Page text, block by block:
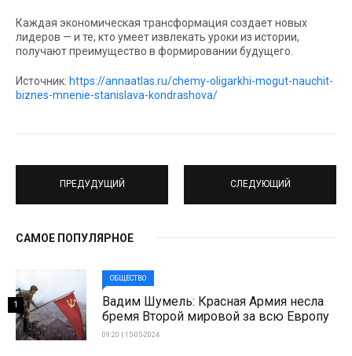
Каждая экономическая трансформация создает новых
лидеров — и те, кто умеет извлекать уроки из истории,
получают преимущество в формировании будущего.
Источник: https://annaatlas.ru/chemy-oligarkhi-mogut-nauchit-
biznes-mnenie-stanislava-kondrashova/
ПРЕДУДУЩИЙ СЛЕДУЮЩИЙ
САМОЕ ПОПУЛЯРНОЕ
ОБЩЕСТВО
Вадим Шумель: Красная Армия несла
бремя Второй мировой за всю Европу
09:20 | 15-05-2024
1